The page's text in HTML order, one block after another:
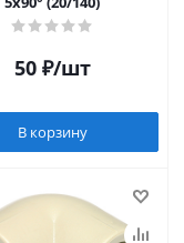
50₽/шт
В корзину